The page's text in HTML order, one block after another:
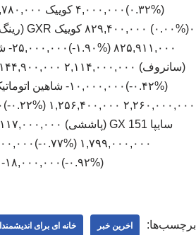
(‎-۰.۹۲%‏)‎-۱۸,۰۰۰,۰۰۰‏ کارون ۲,۶۹۰,۰۰۰,۰۰۰ ۱,۵۵۰,۷۰۰,۰۰۰ (۰.۰۰%)۰ ۲۲۳۲۲۵
برچسب‌ها: اخرین خبر خانه ای برای